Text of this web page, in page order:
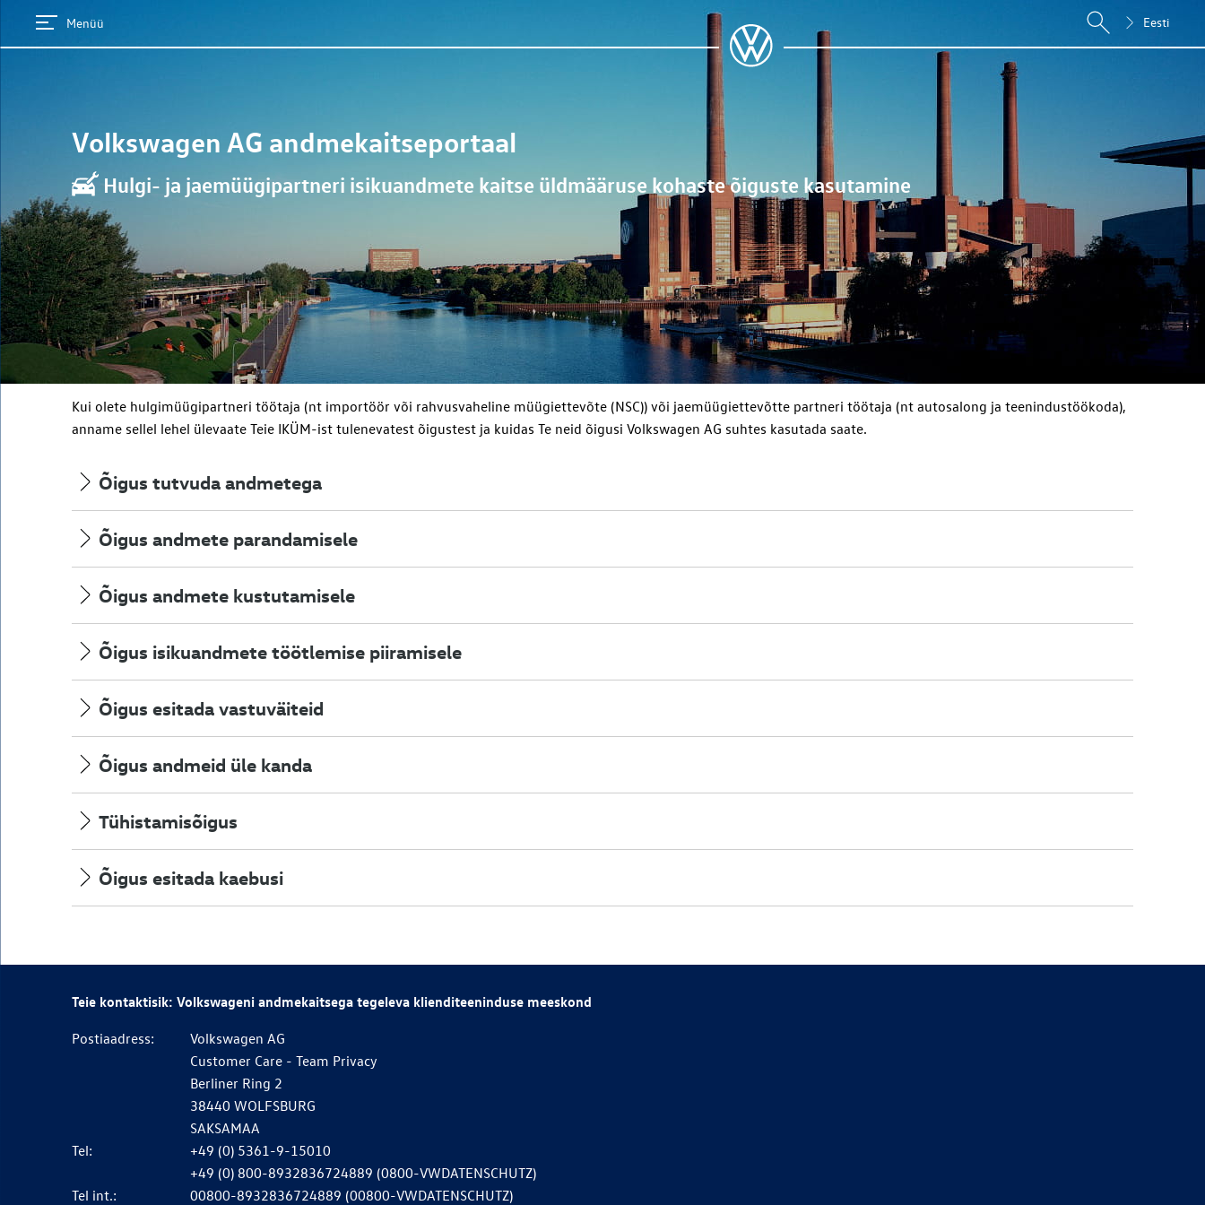
Menüü Eesti
Volkswagen AG andmekaitseportaal
Hulgi- ja jaemüügipartneri isikuandmete kaitse üldmääruse kohaste õiguste kasutamine
Kui olete hulgimüügipartneri töötaja (nt importöör või rahvusvaheline müügiettevõte (NSC)) või jaemüügiettevõtte partneri töötaja (nt autosalong ja teenindustöökoda),
anname sellel lehel ülevaate Teie IKÜM-ist tulenevatest õigustest ja kuidas Te neid õigusi Volkswagen AG suhtes kasutada saate.
Õigus tutvuda andmetega
Õigus andmete parandamisele
Õigus andmete kustutamisele
Õigus isikuandmete töötlemise piiramisele
Õigus esitada vastuväiteid
Õigus andmeid üle kanda
Tühistamisõigus
Õigus esitada kaebusi
Teie kontaktisik: Volkswageni andmekaitsega tegeleva klienditeeninduse meeskond
Postiaadress:
Tel:
Tel int.:
Volkswagen AG
Customer Care - Team Privacy
Berliner Ring 2
38440 WOLFSBURG
SAKSAMAA
+49 (0) 5361-9-15010
+49 (0) 800-8932836724889 (0800-VWDATENSCHUTZ)
00800-8932836724889 (00800-VWDATENSCHUTZ)